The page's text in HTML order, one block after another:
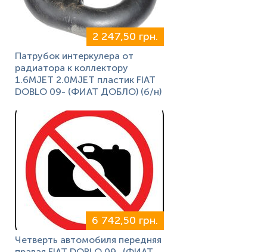
2 247,50 грн.
Патрубок интеркулера от
радиатора к коллектору
1.6MJET 2.0MJET пластик FIAT
DOBLO 09- (ФИАТ ДОБЛО) (б/н)
6 742,50 грн.
Четверть автомобиля передняя